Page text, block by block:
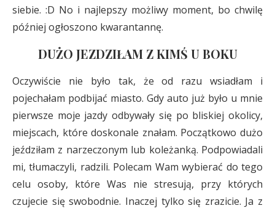
siebie. :D No i najlepszy możliwy moment, bo chwilę
później ogłoszono kwarantannę.
DUŻO JEZDZIŁAM Z KIMŚ U BOKU
Oczywiście nie było tak, że od razu wsiadłam i
pojechałam podbijać miasto. Gdy auto już było u mnie
pierwsze moje jazdy odbywały się po bliskiej okolicy,
miejscach, które doskonale znałam. Początkowo dużo
jeździłam z narzeczonym lub koleżanką. Podpowiadali
mi, tłumaczyli, radzili. Polecam Wam wybierać do tego
celu osoby, które Was nie stresują, przy których
czujecie się swobodnie. Inaczej tylko się zrazicie. Ja z